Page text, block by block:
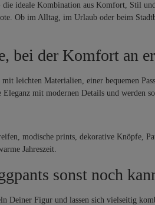
die ideale Kombination aus Komfort, Stil
Ob im Alltag, im Urlaub oder beim
bei der Komfort an
mit leichten Materialien, einer bequemen
Eleganz mit modernen Details und werden
modische prints, dekorative Knöpfe,
Jahreszeit.
sonst noch
Deiner Figur und lassen sich vielseitig